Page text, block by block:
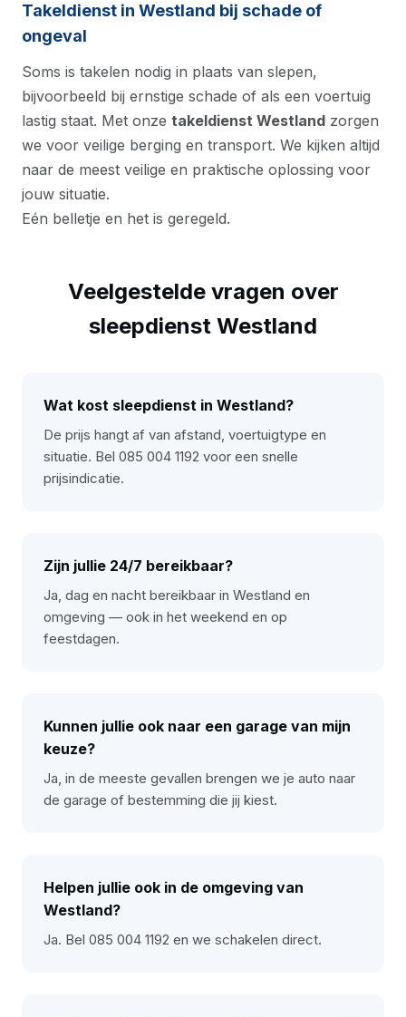
Takeldienst in Westland bij schade of
ongeval
Soms is takelen nodig in plaats van slepen,
bijvoorbeeld bij ernstige schade of als een voertuig
lastig staat. Met onze takeldienst Westland zorgen
we voor veilige berging en transport. We kijken altijd
naar de meest veilige en praktische oplossing voor
jouw situatie.
Eén belletje en het is geregeld.
Veelgestelde vragen over
sleepdienst Westland
Wat kost sleepdienst in Westland?
De prijs hangt af van afstand, voertuigtype en
situatie. Bel 085 004 1192 voor een snelle
prijsindicatie.
Zijn jullie 24/7 bereikbaar?
Ja, dag en nacht bereikbaar in Westland en
omgeving — ook in het weekend en op
feestdagen.
Kunnen jullie ook naar een garage van mijn
keuze?
Ja, in de meeste gevallen brengen we je auto naar
de garage of bestemming die jij kiest.
Helpen jullie ook in de omgeving van
Westland?
Ja. Bel 085 004 1192 en we schakelen direct.